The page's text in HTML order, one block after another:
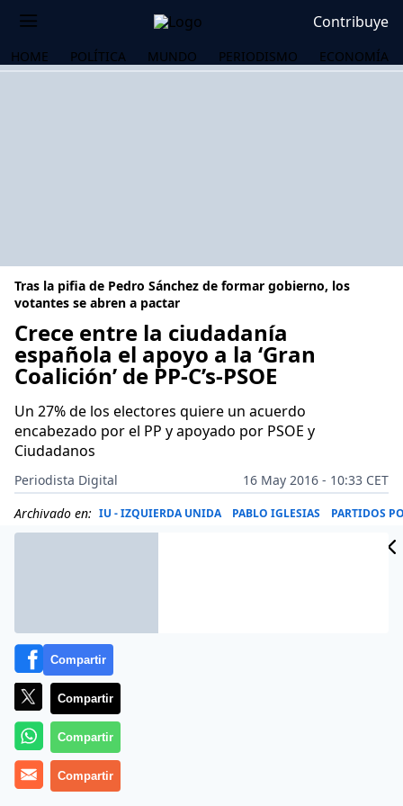
Contribuye
HOME POLÍTICA MUNDO PERIODISMO ECONOMÍA
Tras la pifia de Pedro Sánchez de formar gobierno, los
votantes se abren a pactar
Crece entre la ciudadanía
española el apoyo a la ‘Gran
Coalición’ de PP-C’s-PSOE
Un 27% de los electores quiere un acuerdo
encabezado por el PP y apoyado por PSOE y
Ciudadanos
Periodista Digital
16 May 2016 - 10:33 CET
Archivado en: IU - IZQUIERDA UNIDA PABLO IGLESIAS PARTIDOS
Compartir
Compartir
Compartir
Compartir